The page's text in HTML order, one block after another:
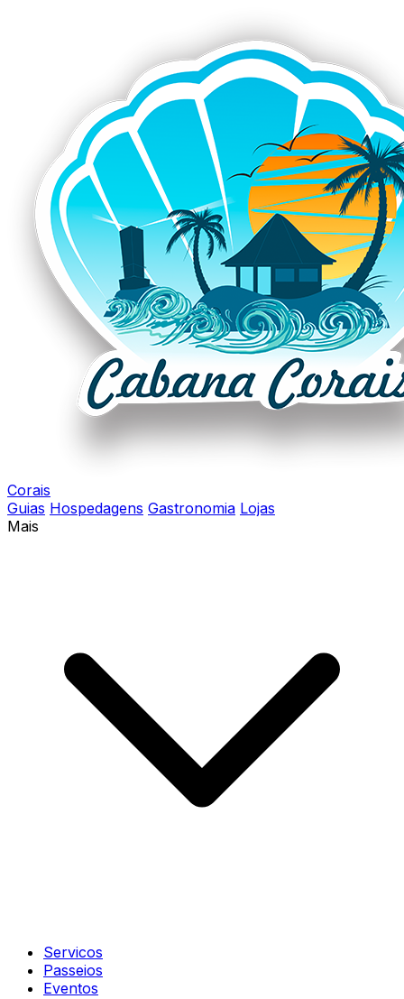
Corais
Guias Hospedagens Gastronomia Lojas
Mais
Servicos
Passeios
Eventos